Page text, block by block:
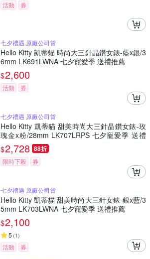
活動 券
七夕禮遇 原廠公司貨
Hello Kitty 凱蒂貓 時尚大三針晶鑽女錶-藍x銀/3
6mm LK691LWNA 七夕寵愛季 送禮推薦
$2,600
活動 券
七夕禮遇 原廠公司貨
Hello Kitty 凱蒂貓 甜美時尚大三針晶鑽女錶-玫
瑰金x粉/28mm LK707LRPS 七夕寵愛季 送禮
推薦
$2,728 88折
限時下殺 券
七夕禮遇 原廠公司貨
Hello Kitty 凱蒂貓 甜美時尚大三針女錶-銀x藍/3
5mm LK703LWNA 七夕寵愛季 送禮推薦
$2,100
5 (1)
活動
券